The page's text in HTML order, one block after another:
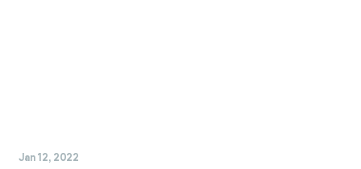
#nature
Jan 12, 2022